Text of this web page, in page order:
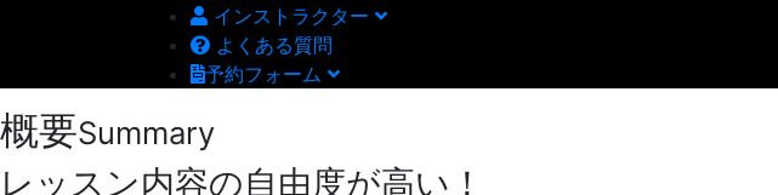
インストラクター
よくある質問
予約フォーム
概要Summary
レッスン内容の自由度が高い！